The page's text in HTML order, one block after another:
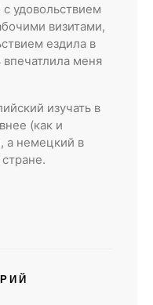
удовольствием
визитами,
ездила в
меня
изучать в
(как и
а немецкий в